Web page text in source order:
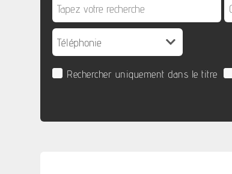
Rechercher uniquement dans le titre